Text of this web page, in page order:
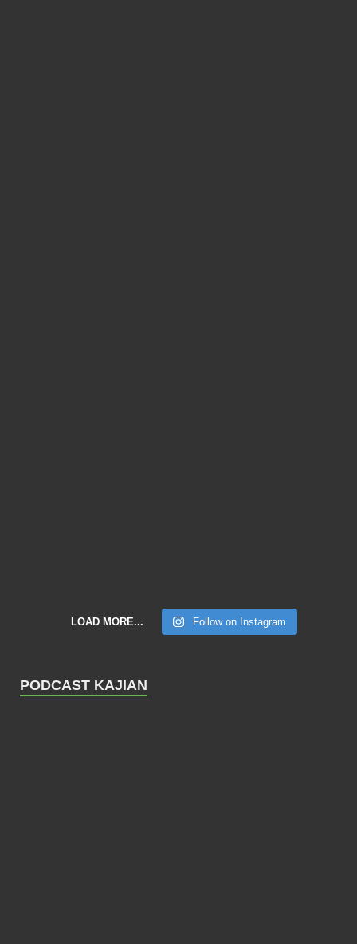
LOAD MORE... Follow on Instagram
PODCAST KAJIAN